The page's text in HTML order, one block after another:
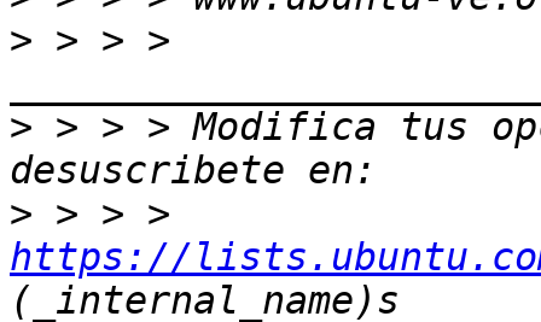
> > > >
> > > > Modifica tus
>
https://